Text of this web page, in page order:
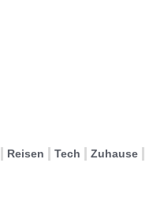
Reisen Tech Zuhause